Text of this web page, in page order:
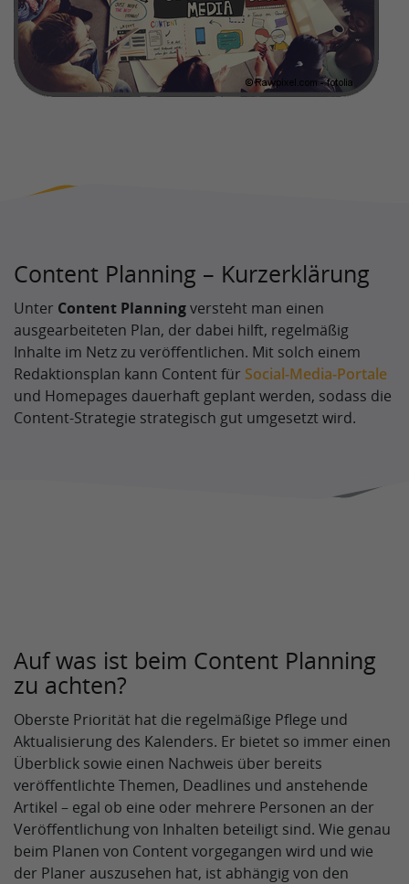
Content Planning – Kurzerklärung
Unter Content Planningversteht man einen
ausgearbeiteten Plan, der dabei hilft, regelmäßig
Inhalte im Netz zu veröffentlichen. Mit solch einem
Redaktionsplan kann Content für Social-Media-Portale
und Homepages dauerhaft geplant werden, sodass die
Content-Strategie strategisch gut umgesetzt wird.
Auf was ist beim Content Planning
zu achten?
Oberste Priorität hat die regelmäßige Pflege und
Aktualisierung des Kalenders. Er bietet so immer einen
Überblick sowie einen Nachweis über bereits
veröffentlichte Themen, Deadlines und anstehende
Artikel – egal ob eine oder mehrere Personen an der
Veröffentlichung von Inhalten beteiligt sind. Wie genau
beim Planen von Content vorgegangen wird und wie
der Planer auszusehen hat, ist abhängig von den